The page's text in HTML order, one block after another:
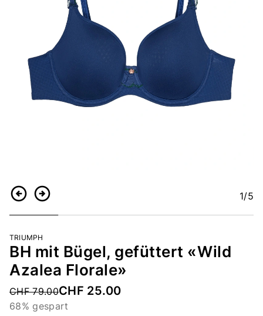
ZurückWeiter 1/5
TRIUMPH
BH mit Bügel, gefüttert «Wild
Azalea Florale»
Price reduced from
CHF 79.00CHF 25.00
68% gespart